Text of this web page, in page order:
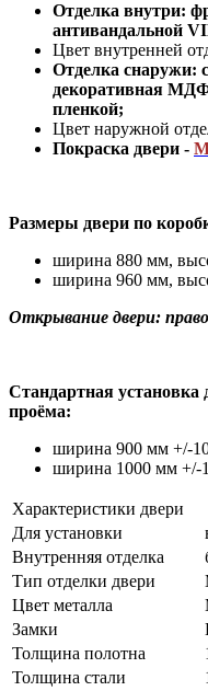
Отделка внутри:
антивандальной
Цвет внутренней
Отделка снаружи:
декоративная
пленкой;
Цвет наружной
Покраска двери -
Размеры двери по
ширина 880 мм,
ширина 960 мм,
Открывание двери:
Стандартная установка
проёма:
ширина 900 мм +/-
ширина 1000 мм +/-
Характеристики двери
Для установки
Внутренняя отделка
Тип отделки двери
Цвет металла
Замки
Толщина полотна
Толщина стали